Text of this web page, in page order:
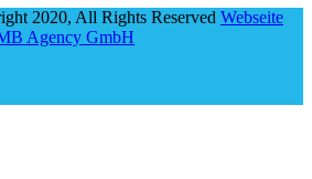
2020, All Rights Reserved Webseite
Agency GmbH